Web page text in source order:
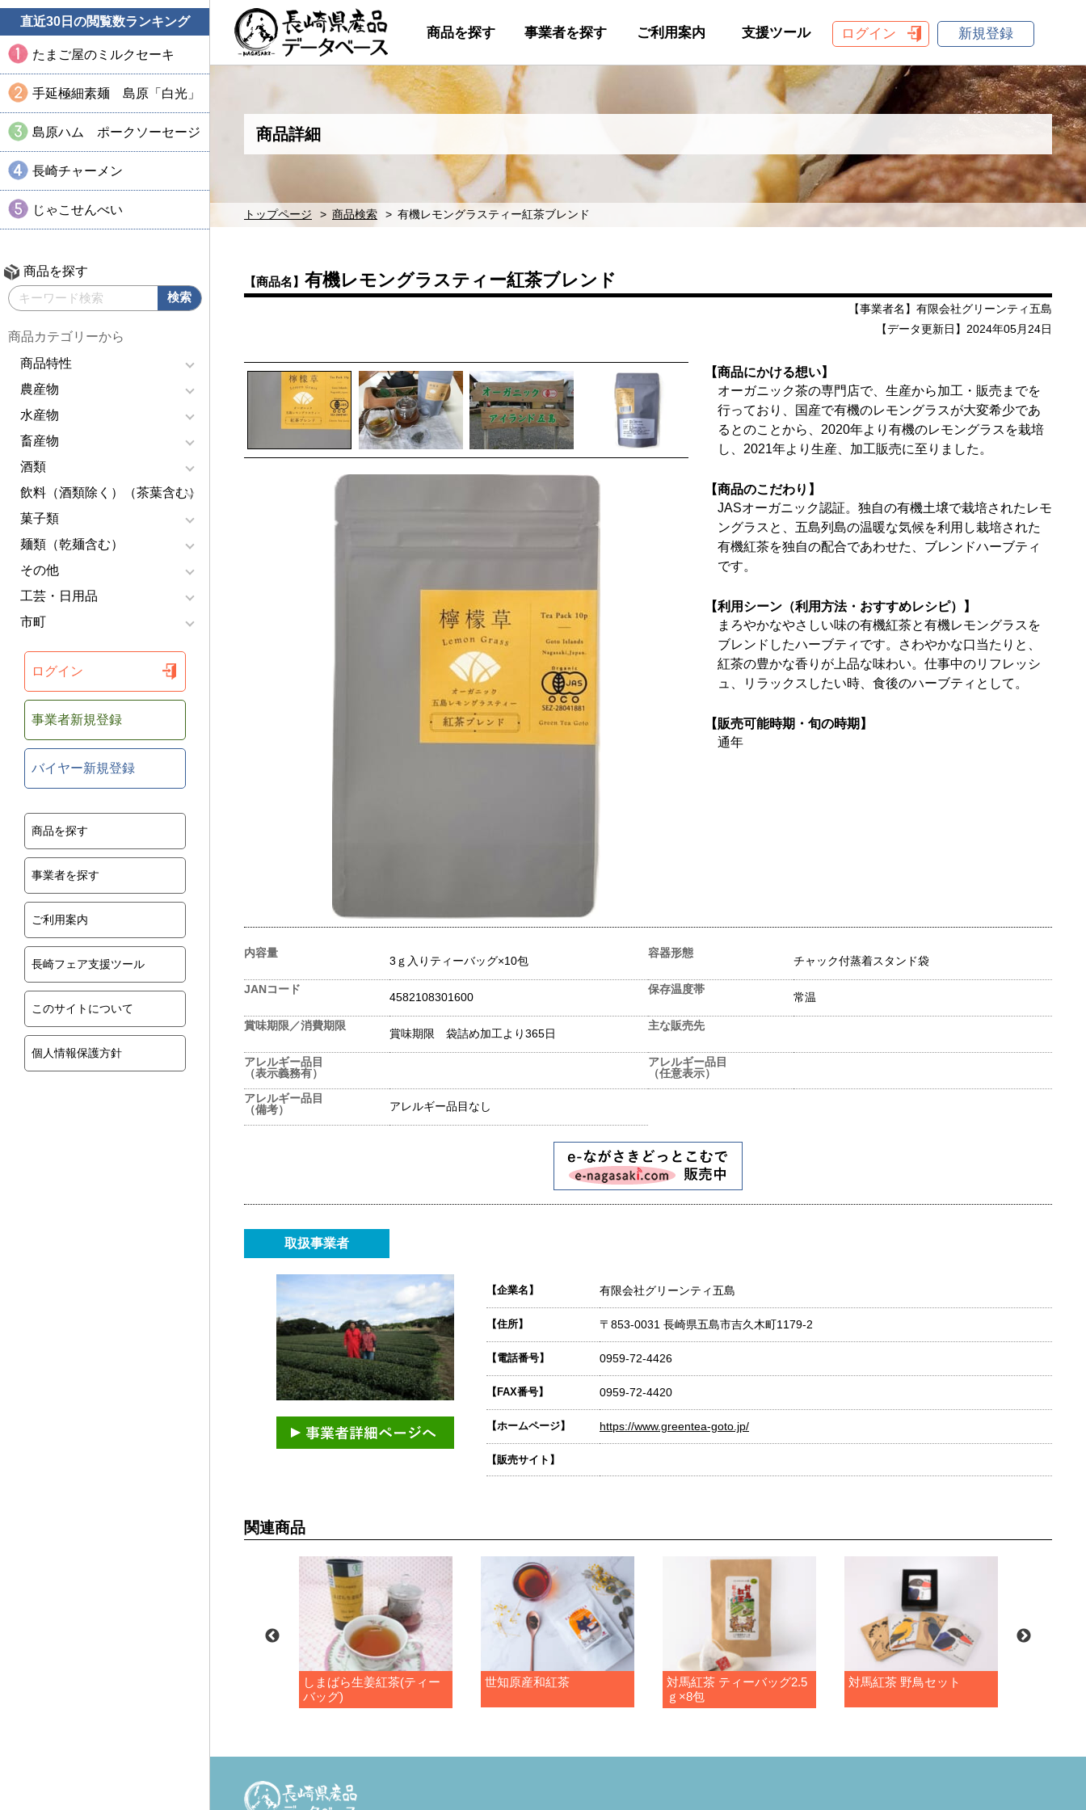
直近30日の閲覧数ランキング
たまご屋のミルクセーキ
手延極細素麺 島原「白光」
島原ハム ポークソーセージ
長崎チャーメン
じゃこせんべい
商品を探す
商品カテゴリーから
商品特性
農産物
水産物
畜産物
酒類
飲料（酒類除く）（茶葉含む）
菓子類
麺類（乾麺含む）
その他
工芸・日用品
市町
ログイン
事業者新規登録
バイヤー新規登録
商品を探す
事業者を探す
ご利用案内
長崎フェア支援ツール
このサイトについて
個人情報保護方針
商品を探す 事業者を探す ご利用案内 支援ツール ログイン 新規登録
商品詳細
トップページ 商品検索 有機レモングラスティー紅茶ブレンド
【商品名】 有機レモングラスティー紅茶ブレンド
【事業者名】有限会社グリーンティ五島
【データ更新日】2024年05月24日
【商品にかける想い】
オーガニック茶の専門店で、生産から加工・販売までを
行っており、国産で有機のレモングラスが大変希少であ
るとのことから、2020年より有機のレモングラスを栽培
し、2021年より生産、加工販売に至りました。
【商品のこだわり】
JASオーガニック認証。独自の有機土壌で栽培されたレモ
ングラスと、五島列島の温暖な気候を利用し栽培された
有機紅茶を独自の配合であわせた、ブレンドハーブティ
です。
【利用シーン（利用方法・おすすめレシピ）】
まろやかなやさしい味の有機紅茶と有機レモングラスを
ブレンドしたハーブティです。さわやかな口当たりと、
紅茶の豊かな香りが上品な味わい。仕事中のリフレッシ
ュ、リラックスしたい時、食後のハーブティとして。
【販売可能時期・旬の時期】
通年
内容量
3ｇ入りティーバッグ×10包
容器形態
チャック付蒸着スタンド袋
JANコード
4582108301600
保存温度帯
常温
賞味期限／消費期限
賞味期限 袋詰め加工より365日
主な販売先
アレルギー品目
（表示義務有）
アレルギー品目
（任意表示）
アレルギー品目
（備考）
アレルギー品目なし
取扱事業者
【企業名】 有限会社グリーンティ五島
【住所】 〒853-0031 長崎県五島市吉久木町1179-2
【電話番号】 0959-72-4426
【FAX番号】 0959-72-4420
【ホームページ】 https://www.greentea-goto.jp/
【販売サイト】
関連商品
しまばら生姜紅茶(ティー
バッグ)
世知原産和紅茶
対馬紅茶 ティーバッグ2.5
ｇ×8包
対馬紅茶 野鳥セット